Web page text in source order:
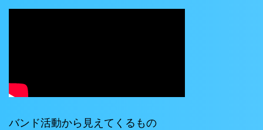
バンド活動から見えてくるもの